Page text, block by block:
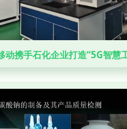
动携手石化企业打造“5G智慧